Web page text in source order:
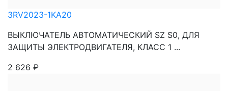
3RV2023-1KA20
ВЫКЛЮЧАТЕЛЬ АВТОМАТИЧЕСКИЙ SZ S0, ДЛЯ
ЗАЩИТЫ ЭЛЕКТРОДВИГАТЕЛЯ, КЛАСС 1 ...
2 626 ₽